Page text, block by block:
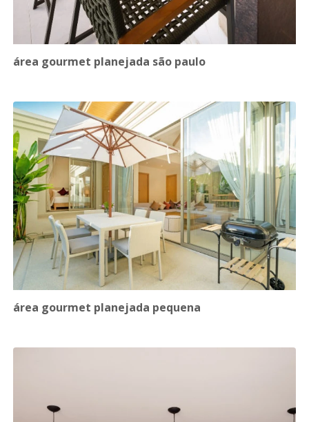
área gourmet planejada são paulo
área gourmet planejada pequena